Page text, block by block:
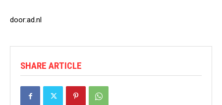
door:ad.nl
SHARE ARTICLE